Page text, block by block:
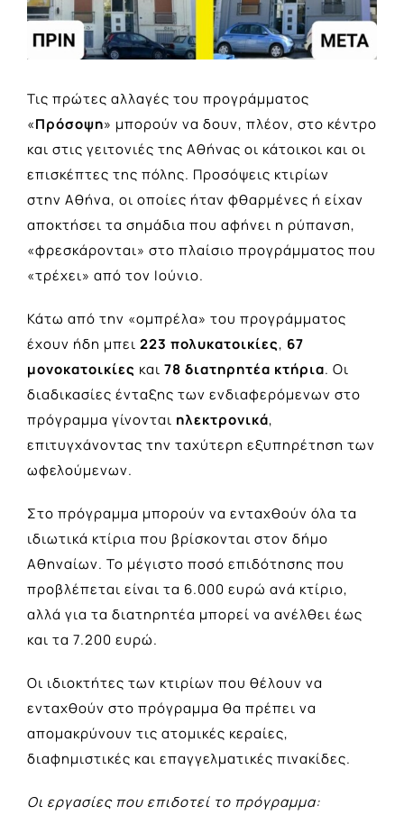
Τις πρώτες αλλαγές του προγράμματος
«Πρόσοψη» μπορούν να δουν, πλέον, στο κέντρο
και στις γειτονιές της Αθήνας οι κάτοικοι και οι
επισκέπτες της πόλης. Προσόψεις κτιρίων
στην Αθήνα, οι οποίες ήταν φθαρμένες ή είχαν
αποκτήσει τα σημάδια που αφήνει η ρύπανση,
«φρεσκάρονται» στο πλαίσιο προγράμματος που
«τρέχει» από τον Ιούνιο.
Κάτω από την «ομπρέλα» του προγράμματος
έχουν ήδη μπει 223 πολυκατοικίες, 67
μονοκατοικίες και 78 διατηρητέα κτήρια. Οι
διαδικασίες ένταξης των ενδιαφερόμενων στο
πρόγραμμα γίνονται ηλεκτρονικά,
επιτυγχάνοντας την ταχύτερη εξυπηρέτηση των
ωφελούμενων.
Στο πρόγραμμα μπορούν να ενταχθούν όλα τα
ιδιωτικά κτίρια που βρίσκονται στον δήμο
Αθηναίων. Το μέγιστο ποσό επιδότησης που
προβλέπεται είναι τα 6.000 ευρώ ανά κτίριο,
αλλά για τα διατηρητέα μπορεί να ανέλθει έως
και τα 7.200 ευρώ.
Οι ιδιοκτήτες των κτιρίων που θέλουν να
ενταχθούν στο πρόγραμμα θα πρέπει να
απομακρύνουν τις ατομικές κεραίες,
διαφημιστικές και επαγγελματικές πινακίδες.
Οι εργασίες που επιδοτεί το πρόγραμμα: